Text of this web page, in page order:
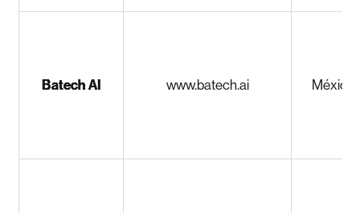
Batech AI www.batech.ai México